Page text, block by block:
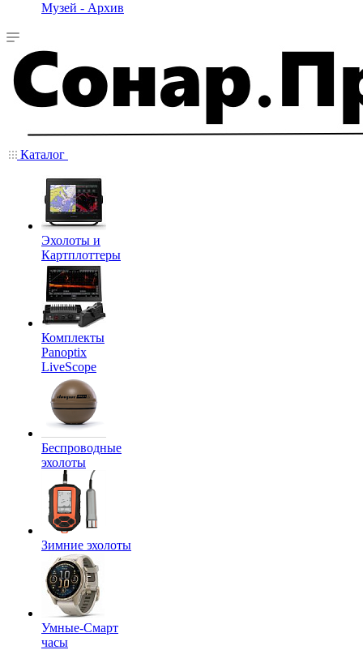
Музей - Архив
Каталог
Эхолоты и
Картплоттеры
Комплекты
Panoptix
LiveScope
Беспроводные
эхолоты
Зимние эхолоты
Умные-Смарт
часы